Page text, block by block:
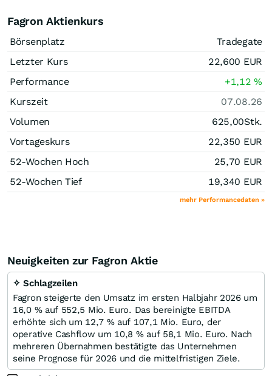
Fagron Aktienkurs
Börsenplatz
Tradegate
Letzter Kurs
22,600 EUR
Performance
+1,12%
Kurszeit
07.08.26
Volumen
625,00Stk.
Vortageskurs
22,350 EUR
52-Wochen Hoch
25,70 EUR
52-Wochen Tief
19,340 EUR
mehr Performancedaten »
Neuigkeiten zur Fagron Aktie
✧ Schlagzeilen
Fagron steigerte den Umsatz im ersten Halbjahr 2026 um
16,0 % auf 552,5 Mio. Euro. Das bereinigte EBITDA
erhöhte sich um 12,7 % auf 107,1 Mio. Euro, der
operative Cashflow um 10,8 % auf 58,1 Mio. Euro. Nach
mehreren Übernahmen bestätigte das Unternehmen
seine Prognose für 2026 und die mittelfristigen Ziele.